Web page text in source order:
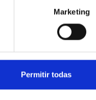
Marketing
Permitir todas